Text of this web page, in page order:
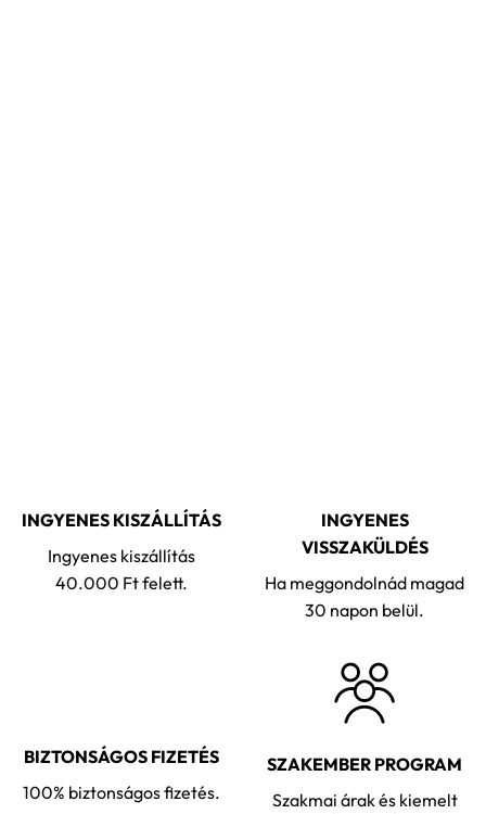
INGYENES KISZÁLLÍTÁS
Ingyenes kiszállítás
40.000 Ft felett.
INGYENES
VISSZAKÜLDÉS
Ha meggondolnád magad
30 napon belül.
BIZTONSÁGOS FIZETÉS
100% biztonságos fizetés.
SZAKEMBER PROGRAM
Szakmai árak és kiemelt